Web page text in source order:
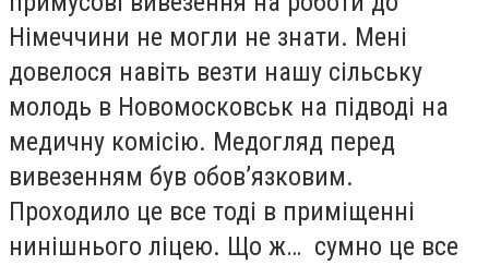
Німеччини не могли не знати. Мені
довелося навіть везти нашу сільську
молодь в Новомосковськ на підводі на
медичну комісію. Медогляд перед
вивезенням був обов’язковим.
Проходило це все тоді в приміщенні
нинішнього ліцею. Що ж… сумно це все